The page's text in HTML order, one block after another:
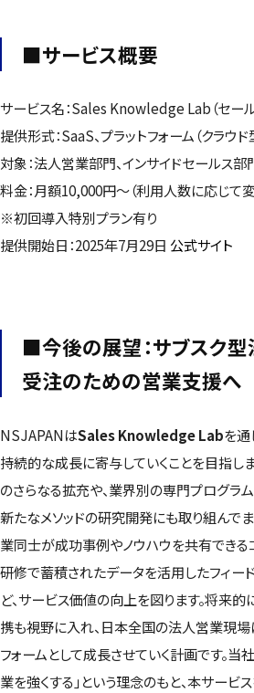
■サービス概要
サービス名：Sales Knowledge Lab（セール
提供形式：SaaS、プラットフォーム（クラウド
対象：法人営業部門、インサイドセールス部
料金：月額10,000円〜（利用人数に応じて変
※初回導入特別プラン有り
提供開始日：2025年7月29日 公式サイト
■今後の展望：サブスク
受注のための営業支援へ
NSJAPANはSales Knowledge Labを通
持続的な成長に寄与していくことを目指し
のさらなる拡充や、業界別の専門プログラ
新たなメソッドの研究開発にも取り組んでま
業同士が成功事例やノウハウを共有できる
研修で蓄積されたデータを活用したフィー
ど、サービス価値の向上を図ります。将来
携も視野に入れ、日本全国の法人営業現場
フォームとして成長させていく計画です。当
業を強くする」という理念のもと、本サービ